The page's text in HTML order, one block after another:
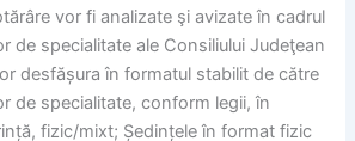
vor fi analizate şi avizate în cadrul
de specialitate ale Consiliului Judeţean
desfășura în formatul stabilit de către
de specialitate, conform legii, în
fizic/mixt; Ședințele în format fizic